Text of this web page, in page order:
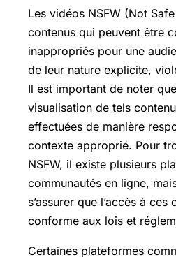
Les vidéos NSFW (Not
contenus qui peuvent être
inappropriés pour une
de leur nature explicite,
Il est important de noter
visualisation de tels
effectuées de manière
contexte approprié. Pour
NSFW, il existe plusieurs
communautés en ligne,
s’assurer que l’accès à ces
conforme aux lois et
Certaines plateformes